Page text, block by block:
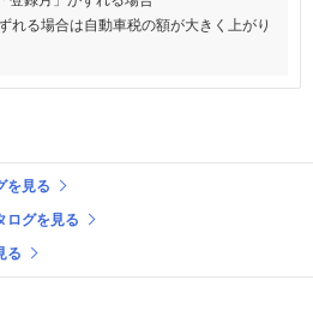
れる場合は自動車税の額が大きく上がり
を見る
ログを見る
る